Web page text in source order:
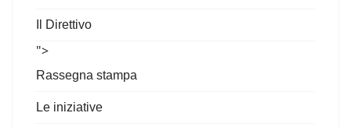
Il Direttivo
">
Rassegna stampa
Le iniziative